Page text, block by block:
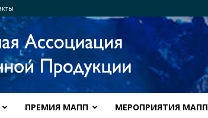
ПРЕМИЯ МАПП МЕРОПРИЯТИЯ МАПП